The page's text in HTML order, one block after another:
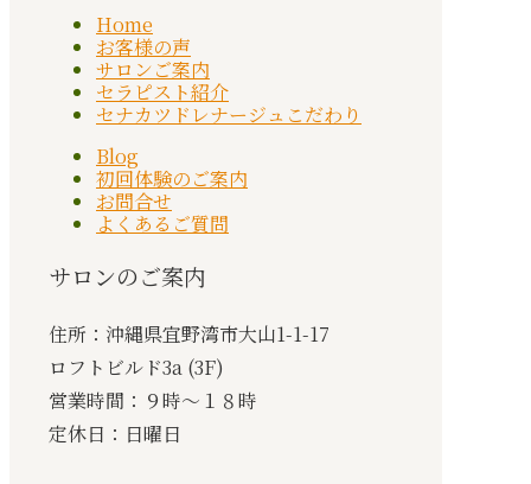
Home
お客様の声
サロンご案内
セラピスト紹介
セナカツドレナージュこだわり
Blog
初回体験のご案内
お問合せ
よくあるご質問
サロンのご案内
住所：沖縄県宜野湾市大山1-1-17
ロフトビルド3a (3F)
営業時間：９時〜１８時
定休日：日曜日